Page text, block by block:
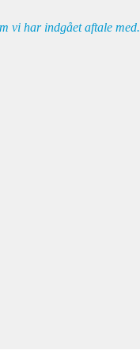
vi har indgået aftale med.